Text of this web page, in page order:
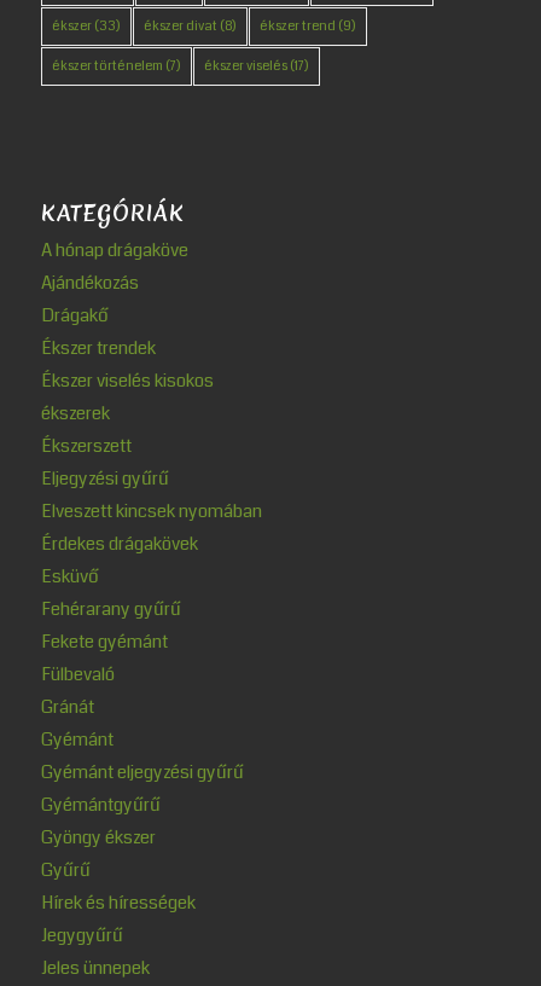
ékszer(33) ékszer divat (8) ékszer trend (9)
ékszer történelem (7) ékszer viselés(17)
KATEGÓRIÁK
A hónap drágaköve
Ajándékozás
Drágakő
Ékszer trendek
Ékszer viselés kisokos
ékszerek
Ékszerszett
Eljegyzési gyűrű
Elveszett kincsek nyomában
Érdekes drágakövek
Esküvő
Fehérarany gyűrű
Fekete gyémánt
Fülbevaló
Gránát
Gyémánt
Gyémánt eljegyzési gyűrű
Gyémántgyűrű
Gyöngy ékszer
Gyűrű
Hírek és hírességek
Jegygyűrű
Jeles ünnepek